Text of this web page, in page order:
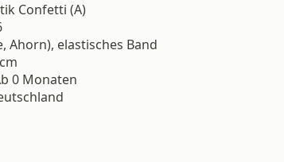
Confetti (A)
Ahorn), elastisches Band
0 Monaten